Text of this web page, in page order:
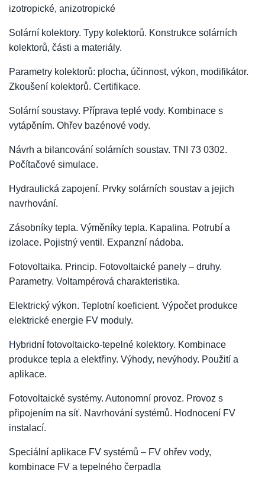
izotropické, anizotropické
Solární kolektory. Typy kolektorů. Konstrukce solárních
kolektorů, části a materiály.
Parametry kolektorů: plocha, účinnost, výkon, modifikátor.
Zkoušení kolektorů. Certifikace.
Solární soustavy. Příprava teplé vody. Kombinace s
vytápěním. Ohřev bazénové vody.
Návrh a bilancování solárních soustav. TNI 73 0302.
Počítačové simulace.
Hydraulická zapojení. Prvky solárních soustav a jejich
navrhování.
Zásobníky tepla. Výměníky tepla. Kapalina. Potrubí a
izolace. Pojistný ventil. Expanzní nádoba.
Fotovoltaika. Princip. Fotovoltaické panely – druhy.
Parametry. Voltampérová charakteristika.
Elektrický výkon. Teplotní koeficient. Výpočet produkce
elektrické energie FV moduly.
Hybridní fotovoltaicko-tepelné kolektory. Kombinace
produkce tepla a elektřiny. Výhody, nevýhody. Použití a
aplikace.
Fotovoltaické systémy. Autonomní provoz. Provoz s
připojením na síť. Navrhování systémů. Hodnocení FV
instalací.
Speciální aplikace FV systémů – FV ohřev vody,
kombinace FV a tepelného čerpadla